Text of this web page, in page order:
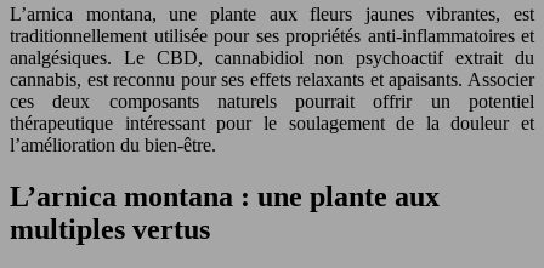
L’arnica montana, une plante aux fleurs jaunes vibrantes, est
traditionnellement utilisée pour ses propriétés anti-inflammatoires et
analgésiques. Le CBD, cannabidiol non psychoactif extrait du
cannabis, est reconnu pour ses effets relaxants et apaisants. Associer
ces deux composants naturels pourrait offrir un potentiel
thérapeutique intéressant pour le soulagement de la douleur et
l’amélioration du bien-être.
L’arnica montana : une plante aux
multiples vertus